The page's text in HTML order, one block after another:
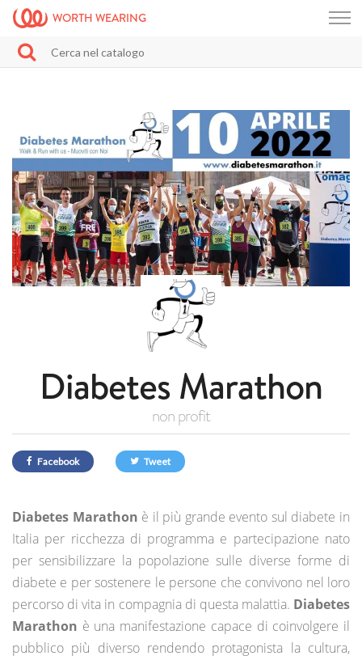
WORTH WEARING
Diabetes Marathon
non profit
Facebook Tweet
Diabetes Marathon è il più grande evento sul diabete in
Italia per ricchezza di programma e partecipazione nato
per sensibilizzare la popolazione sulle diverse forme di
diabete e per sostenere le persone che convivono nel loro
percorso di vita in compagnia di questa malattia. Diabetes
Marathon è una manifestazione capace di coinvolgere il
pubblico più diverso rendendo protagonista la cultura,